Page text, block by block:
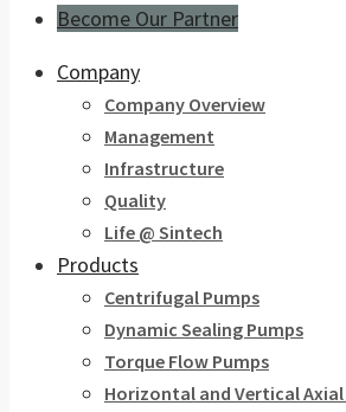
Become Our Partner
Company
Company Overview
Management
Infrastructure
Quality
Life @ Sintech
Products
Centrifugal Pumps
Dynamic Sealing Pumps
Torque Flow Pumps
Horizontal and Vertical Axial